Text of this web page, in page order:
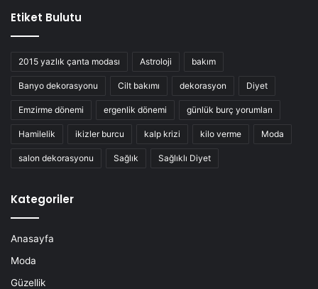
Etiket Bulutu
2015 yazlık çanta modası Astroloji bakım
Banyo dekorasyonu Cilt bakımı dekorasyon Diyet
Emzirme dönemi ergenlik dönemi günlük burç yorumları
Hamilelik ikizler burcu kalp krizi kilo verme Moda
salon dekorasyonu Sağlık Sağlıklı Diyet
Kategoriler
Anasayfa
Moda
Güzellik